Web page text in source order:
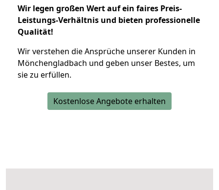
Wir legen großen Wert auf ein faires Preis-
Leistungs-Verhältnis und bieten professionelle
Qualität!
Wir verstehen die Ansprüche unserer Kunden in
Mönchengladbach und geben unser Bestes, um
sie zu erfüllen.
Kostenlose Angebote erhalten